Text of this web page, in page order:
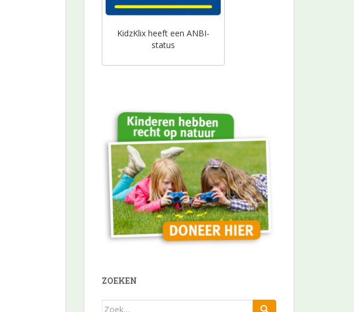
KidzKlix heeft een ANBI-
status
ZOEKEN
Zoek